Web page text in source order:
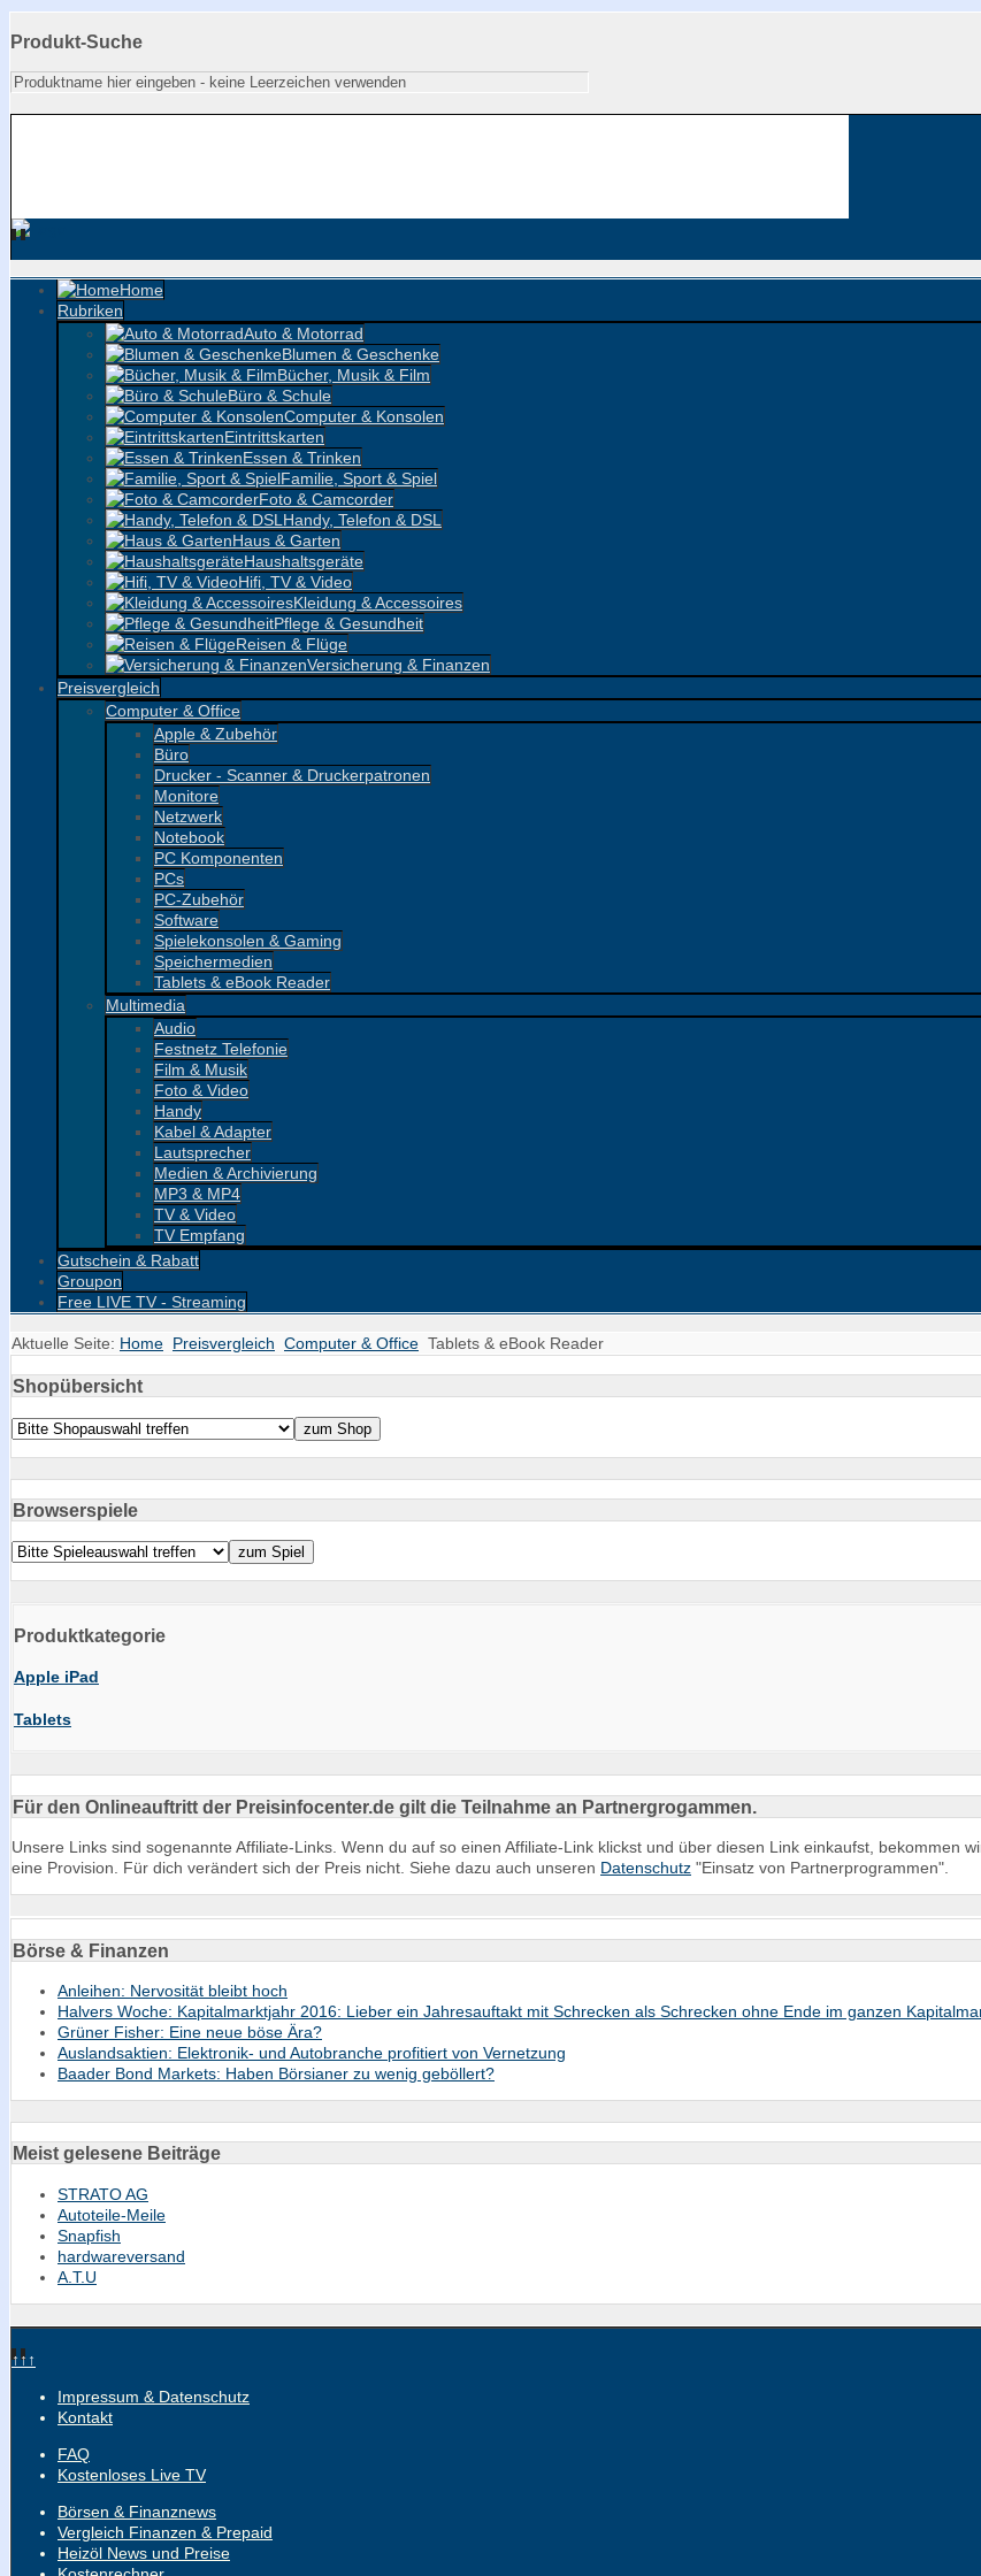
Produkt-Suche
Home
Rubriken
Auto & Motorrad
Blumen & Geschenke
Bücher, Musik & Film
Büro & Schule
Computer & Konsolen
Eintrittskarten
Essen & Trinken
Familie, Sport & Spiel
Foto & Camcorder
Handy, Telefon & DSL
Haus & Garten
Haushaltsgeräte
Hifi, TV & Video
Kleidung & Accessoires
Pflege & Gesundheit
Reisen & Flüge
Versicherung & Finanzen
Preisvergleich
Computer & Office
Apple & Zubehör
Büro
Drucker - Scanner & Druckerpatronen
Monitore
Netzwerk
Notebook
PC Komponenten
PCs
PC-Zubehör
Software
Spielekonsolen & Gaming
Speichermedien
Tablets & eBook Reader
Multimedia
Audio
Festnetz Telefonie
Film & Musik
Foto & Video
Handy
Kabel & Adapter
Lautsprecher
Medien & Archivierung
MP3 & MP4
TV & Video
TV Empfang
Gutschein & Rabatt
Groupon
Free LIVE TV - Streaming
Aktuelle Seite: Home Preisvergleich Computer & Office Tablets & eBook Reader
Shopübersicht
Browserspiele
Produktkategorie
Apple iPad
Tablets
Für den Onlineauftritt der Preisinfocenter.de gilt die Teilnahme an Partnergrogammen.
Unsere Links sind sogenannte Affiliate-Links. Wenn du auf so einen Affiliate-Link klickst und über diesen Link einkaufst, bekommen
eine Provision. Für dich verändert sich der Preis nicht. Siehe dazu auch unseren Datenschutz "Einsatz von Partnerprogrammen".
Börse & Finanzen
Anleihen: Nervosität bleibt hoch
Halvers Woche: Kapitalmarktjahr 2016: Lieber ein Jahresauftakt mit Schrecken als Schrecken ohne Ende im ganzen
Grüner Fisher: Eine neue böse Ära?
Auslandsaktien: Elektronik- und Autobranche profitiert von Vernetzung
Baader Bond Markets: Haben Börsianer zu wenig geböllert?
Meist gelesene Beiträge
STRATO AG
Autoteile-Meile
Snapfish
hardwareversand
A.T.U
↑↑↑
Impressum & Datenschutz
Kontakt
FAQ
Kostenloses Live TV
Börsen & Finanznews
Vergleich Finanzen & Prepaid
Heizöl News und Preise